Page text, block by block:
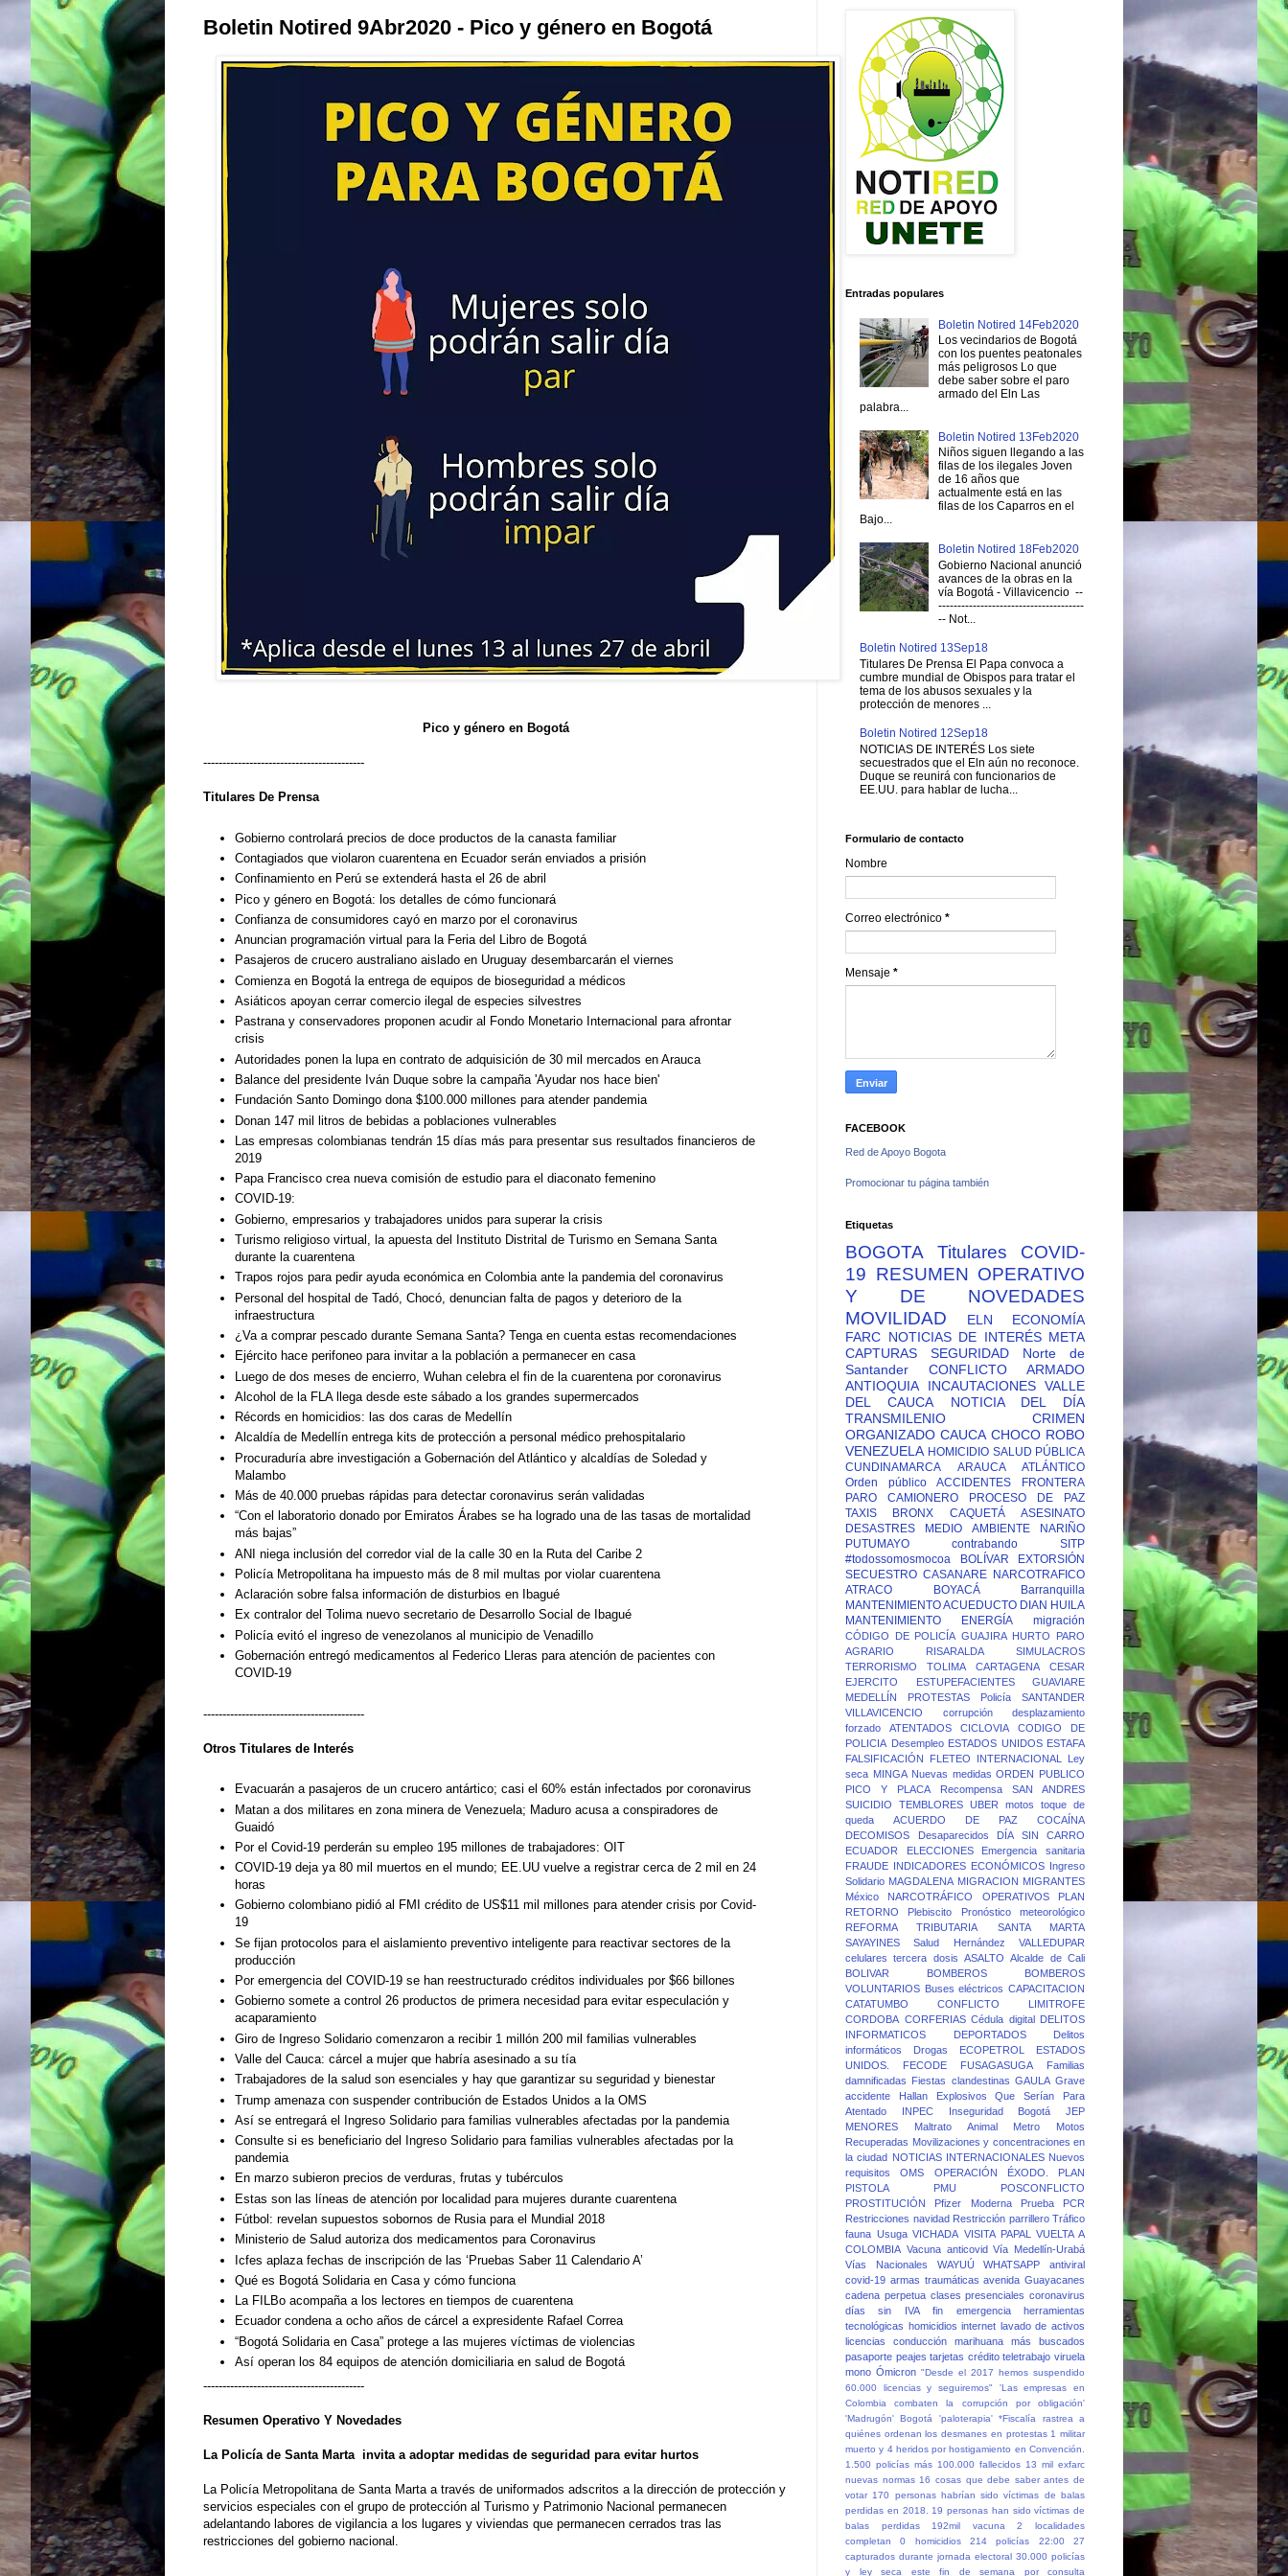
Boletin Notired 9Abr2020 - Pico y género en Bogotá
Pico y género en Bogotá
------------------------------------------
Titulares De Prensa
Gobierno controlará precios de doce productos de la canasta familiar
Contagiados que violaron cuarentena en Ecuador serán enviados a prisión
Confinamiento en Perú se extenderá hasta el 26 de abril
Pico y género en Bogotá: los detalles de cómo funcionará
Confianza de consumidores cayó en marzo por el coronavirus
Anuncian programación virtual para la Feria del Libro de Bogotá
Pasajeros de crucero australiano aislado en Uruguay desembarcarán el viernes
Comienza en Bogotá la entrega de equipos de bioseguridad a médicos
Asiáticos apoyan cerrar comercio ilegal de especies silvestres
Pastrana y conservadores proponen acudir al Fondo Monetario Internacional para afrontar
crisis
Autoridades ponen la lupa en contrato de adquisición de 30 mil mercados en Arauca
Balance del presidente Iván Duque sobre la campaña 'Ayudar nos hace bien'
Fundación Santo Domingo dona $100.000 millones para atender pandemia
Donan 147 mil litros de bebidas a poblaciones vulnerables
Las empresas colombianas tendrán 15 días más para presentar sus resultados financieros de
2019
Papa Francisco crea nueva comisión de estudio para el diaconato femenino
COVID-19:
Gobierno, empresarios y trabajadores unidos para superar la crisis
Turismo religioso virtual, la apuesta del Instituto Distrital de Turismo en Semana Santa
durante la cuarentena
Trapos rojos para pedir ayuda económica en Colombia ante la pandemia del coronavirus
Personal del hospital de Tadó, Chocó, denuncian falta de pagos y deterioro de la
infraestructura
¿Va a comprar pescado durante Semana Santa? Tenga en cuenta estas recomendaciones
Ejército hace perifoneo para invitar a la población a permanecer en casa
Luego de dos meses de encierro, Wuhan celebra el fin de la cuarentena por coronavirus
Alcohol de la FLA llega desde este sábado a los grandes supermercados
Récords en homicidios: las dos caras de Medellín
Alcaldía de Medellín entrega kits de protección a personal médico prehospitalario
Procuraduría abre investigación a Gobernación del Atlántico y alcaldías de Soledad y
Malambo
Más de 40.000 pruebas rápidas para detectar coronavirus serán validadas
“Con el laboratorio donado por Emiratos Árabes se ha logrado una de las tasas de mortalidad
más bajas”
ANI niega inclusión del corredor vial de la calle 30 en la Ruta del Caribe 2
Policía Metropolitana ha impuesto más de 8 mil multas por violar cuarentena
Aclaración sobre falsa información de disturbios en Ibagué
Ex contralor del Tolima nuevo secretario de Desarrollo Social de Ibagué
Policía evitó el ingreso de venezolanos al municipio de Venadillo
Gobernación entregó medicamentos al Federico Lleras para atención de pacientes con
COVID-19
------------------------------------------
Otros Titulares de Interés
Evacuarán a pasajeros de un crucero antártico; casi el 60% están infectados por coronavirus
Matan a dos militares en zona minera de Venezuela; Maduro acusa a conspiradores de
Guaidó
Por el Covid-19 perderán su empleo 195 millones de trabajadores: OIT
COVID-19 deja ya 80 mil muertos en el mundo; EE.UU vuelve a registrar cerca de 2 mil en 24
horas
Gobierno colombiano pidió al FMI crédito de US$11 mil millones para atender crisis por Covid-
19
Se fijan protocolos para el aislamiento preventivo inteligente para reactivar sectores de la
producción
Por emergencia del COVID-19 se han reestructurado créditos individuales por $66 billones
Gobierno somete a control 26 productos de primera necesidad para evitar especulación y
acaparamiento
Giro de Ingreso Solidario comenzaron a recibir 1 millón 200 mil familias vulnerables
Valle del Cauca: cárcel a mujer que habría asesinado a su tía
Trabajadores de la salud son esenciales y hay que garantizar su seguridad y bienestar
Trump amenaza con suspender contribución de Estados Unidos a la OMS
Así se entregará el Ingreso Solidario para familias vulnerables afectadas por la pandemia
Consulte si es beneficiario del Ingreso Solidario para familias vulnerables afectadas por la
pandemia
En marzo subieron precios de verduras, frutas y tubérculos
Estas son las líneas de atención por localidad para mujeres durante cuarentena
Fútbol: revelan supuestos sobornos de Rusia para el Mundial 2018
Ministerio de Salud autoriza dos medicamentos para Coronavirus
Icfes aplaza fechas de inscripción de las ‘Pruebas Saber 11 Calendario A’
Qué es Bogotá Solidaria en Casa y cómo funciona
La FILBo acompaña a los lectores en tiempos de cuarentena
Ecuador condena a ocho años de cárcel a expresidente Rafael Correa
“Bogotá Solidaria en Casa” protege a las mujeres víctimas de violencias
Así operan los 84 equipos de atención domiciliaria en salud de Bogotá
------------------------------------------
Resumen Operativo Y Novedades
La Policía de Santa Marta invita a adoptar medidas de seguridad para evitar hurtos
La Policía Metropolitana de Santa Marta a través de uniformados adscritos a la dirección de protección y
servicios especiales con el grupo de protección al Turismo y Patrimonio Nacional permanecen
adelantando labores de vigilancia a los lugares y viviendas que permanecen cerrados tras las
restricciones del gobierno nacional.
Entradas populares
Boletin Notired 14Feb2020
Los vecindarios de Bogotá
con los puentes peatonales
más peligrosos Lo que
debe saber sobre el paro
armado del Eln Las
palabra...
Boletin Notired 13Feb2020
Niños siguen llegando a las
filas de los ilegales Joven
de 16 años que
actualmente está en las
filas de los Caparros en el
Bajo...
Boletin Notired 18Feb2020
Gobierno Nacional anunció
avances de la obras en la
vía Bogotá - Villavicencio --
--------------------------------------
-- Not...
Boletin Notired 13Sep18
Titulares De Prensa El Papa convoca a
cumbre mundial de Obispos para tratar el
tema de los abusos sexuales y la
protección de menores ...
Boletin Notired 12Sep18
NOTICIAS DE INTERÉS Los siete
secuestrados que el Eln aún no reconoce.
Duque se reunirá con funcionarios de
EE.UU. para hablar de lucha...
Formulario de contacto
Nombre
Correo electrónico *
Mensaje *
FACEBOOK
Red de Apoyo Bogota
Promocionar tu página también
Etiquetas
BOGOTA Titulares
COVID-
19 RESUMEN OPERATIVO
Y DE NOVEDADES
MOVILIDAD
ELN
ECONOMÍA
FARC NOTICIAS DE INTERÉS META
CAPTURAS
SEGURIDAD
Norte de
Santander
CONFLICTO ARMADO
ANTIOQUIA
INCAUTACIONES VALLE
DEL CAUCA
NOTICIA DEL DÍA
TRANSMILENIO
CRIMEN
ORGANIZADO CAUCA CHOCO ROBO
VENEZUELA HOMICIDIO SALUD PÚBLICA
CUNDINAMARCA
ARAUCA
ATLÁNTICO
Orden público
ACCIDENTES
FRONTERA
PARO CAMIONERO
PROCESO DE PAZ
TAXIS
BRONX CAQUETÁ
ASESINATO
DESASTRES
MEDIO AMBIENTE
NARIÑO
PUTUMAYO
contrabando
SITP
#todossomosmocoa
BOLÍVAR
EXTORSIÓN
SECUESTRO CASANARE NARCOTRAFICO
ATRACO
BOYACÁ
Barranquilla
MANTENIMIENTO ACUEDUCTO DIAN HUILA
MANTENIMIENTO ENERGÍA
migración
CÓDIGO DE POLICÍA GUAJIRA HURTO
PARO
AGRARIO
RISARALDA
SIMULACROS
TERRORISMO
TOLIMA CARTAGENA
CESAR
EJERCITO
ESTUPEFACIENTES
GUAVIARE
MEDELLÍN
PROTESTAS Policía
SANTANDER
VILLAVICENCIO
corrupción
desplazamiento
forzado
ATENTADOS CICLOVIA
CODIGO DE
POLICIA Desempleo ESTADOS UNIDOS ESTAFA
FALSIFICACIÓN
FLETEO INTERNACIONAL
Ley
seca MINGA Nuevas medidas ORDEN PUBLICO
PICO Y PLACA
Recompensa
SAN ANDRES
SUICIDIO
TEMBLORES UBER motos
toque de
queda
ACUERDO DE PAZ
COCAÍNA
DECOMISOS
Desaparecidos
DÍA SIN CARRO
ECUADOR
ELECCIONES
Emergencia sanitaria
FRAUDE
INDICADORES ECONÓMICOS
Ingreso
Solidario MAGDALENA MIGRACION MIGRANTES
México
NARCOTRÁFICO OPERATIVOS
PLAN
RETORNO
Plebiscito
Pronóstico meteorológico
REFORMA TRIBUTARIA
SANTA MARTA
SAYAYINES
Salud Hernández
VALLEDUPAR
celulares
tercera dosis ASALTO
Alcalde de Cali
BOLIVAR
BOMBEROS
BOMBEROS
VOLUNTARIOS Buses eléctricos CAPACITACION
CATATUMBO
CONFLICTO LIMITROFE
CORDOBA CORFERIAS Cédula digital
DELITOS
INFORMATICOS
DEPORTADOS
Delitos
informáticos
Drogas ECOPETROL
ESTADOS
UNIDOS.
FECODE FUSAGASUGA
Familias
damnificadas
Fiestas clandestinas GAULA Grave
accidente
Hallan Explosivos Que Serían Para
Atentado
INPEC Inseguridad Bogotá
JEP
MENORES
Maltrato Animal Metro
Motos
Recuperadas Movilizaciones y concentraciones en
la ciudad NOTICIAS INTERNACIONALES Nuevos
requisitos
OMS OPERACIÓN ÉXODO.
PLAN
PISTOLA
PMU
POSCONFLICTO
PROSTITUCIÓN
Pfizer Moderna
Prueba PCR
Restricciones navidad Restricción parrillero Tráfico
fauna Usuga VICHADA VISITA PAPAL
VUELTA A
COLOMBIA Vacuna anticovid Vía Medellín-Urabá
Vías Nacionales
WAYUÚ WHATSAPP
antiviral
covid-19 armas traumáticas avenida Guayacanes
cadena perpetua clases presenciales coronavirus
días sin IVA
fin emergencia
herramientas
tecnológicas homicidios internet lavado de activos
licencias conducción
marihuana
más buscados
pasaporte peajes tarjetas crédito teletrabajo viruela
mono Ómicron "Desde el 2017 hemos suspendido
60.000 licencias y seguiremos"
'Las empresas en
Colombia combaten la corrupción por obligación'
'Madrugón' Bogotá
'paloterapia' *Fiscalía rastrea a
quiénes ordenan los desmanes en protestas 1 militar
muerto y 4 heridos por hostigamiento en Convención.
1.500 policías más 100.000 fallecidos 13 mil exfarc
nuevas normas 16 cosas que debe saber antes de
votar 170 personas habrían sido víctimas de balas
perdidas en 2018. 19 personas han sido víctimas de
balas perdidas
192mil vacuna
2 localidades
completan 0 homicidios
214 policías 22:00
27
capturados durante jornada electoral 30.000 policías
y ley seca este fin de semana por consulta